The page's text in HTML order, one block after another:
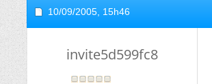
10/09/2005, 15h46
invite5d599fc8